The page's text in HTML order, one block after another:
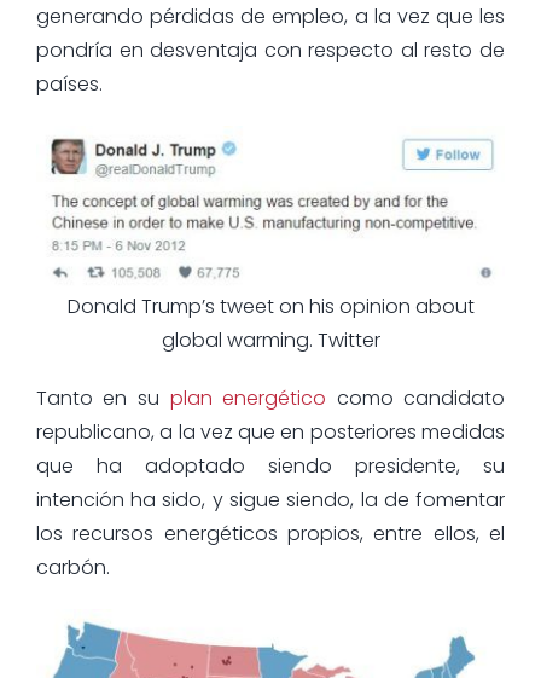
generando pérdidas de empleo, a la vez que les
pondría en desventaja con respecto al resto de
países.
Donald Trump’s tweet on his opinion about
global warming. Twitter
Tanto en su plan energético como candidato
republicano, a la vez que en posteriores medidas
que ha adoptado siendo presidente, su
intención ha sido, y sigue siendo, la de fomentar
los recursos energéticos propios, entre ellos, el
carbón.